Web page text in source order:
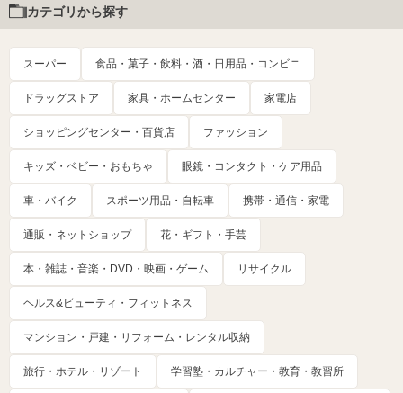
カテゴリから探す
スーパー 食品・菓子・飲料・酒・日用品・コンビニ
ドラッグストア 家具・ホームセンター 家電店
ショッピングセンター・百貨店 ファッション
キッズ・ベビー・おもちゃ 眼鏡・コンタクト・ケア用品
車・バイク スポーツ用品・自転車 携帯・通信・家電
通販・ネットショップ 花・ギフト・手芸
本・雑誌・音楽・DVD・映画・ゲーム リサイクル
ヘルス&ビューティ・フィットネス
マンション・戸建・リフォーム・レンタル収納
旅行・ホテル・リゾート 学習塾・カルチャー・教育・教習所